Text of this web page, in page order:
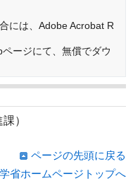
には、Adobe Acrobat R
ージにて、無償でダウ
）
ページの先頭に戻る
省ホームページトップへ